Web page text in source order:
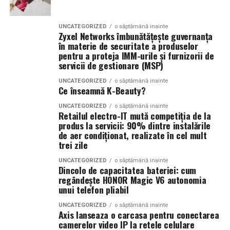
accesului in festival.
De asemenea, Summer Well promoveaza un mediu sigur
si responsabil, iar consumul de substante interzise este
strict interzis.
Regulamentul complet, impreuna cu lista obiectelor
permise si interzise, poate fi consultat pe site-ul oficial
Un festival construitimpreuna cu partenerii sai
Summer Well 2026 este un festival Orange, sustinut de
parteneri care contribuie la experienta editiei
aniversare: glo™, ING, Peroni Nastro Azzurro, Ursus,
Bacardi, Martini, Jagermeister, Jack Daniel’s, Mega
Image, Pepsi, Fashion Days, alpro, Transalpina, vitamin
aqua, Lay’s, e-on, Academia de Studii Economice din
Bucuresti, FABIZ, Bucharest Business School, biciclop,
îmbunătățirea eficienței în timp, fie că obiectivul este
creșterea performanței sau construirea unei rutine de
antrenament mai bine structurate.
Monitorizarea precisă a traseului cu HONOR
Pentru activitățile în aer liber, HONOR Watch 6
integrează tehnologia HONOR AccuTrack, susținută de
un nou chipset GNSS și de un sistem GPS dual-band,
pentru conectare mai rapidă la sateliți și urmărirea
Sistemul avansat de poziționare oferă informații
detaliate pe durata activității, fie că utilizatorii aleargă
în oraș, explorează trasee în natură sau descoperă zone
Control tactil eficient chiar și în condiții de umiditate
UNCATEGORIZED o săptămână inainte
Zyxel Networks îmbunătățește guvernanța
în materie de securitate a produselor
pentru a proteja IMM-urile și furnizorii de
servicii de gestionare (MSP)
UNCATEGORIZED o săptămână inainte
Ce înseamnă K-Beauty?
UNCATEGORIZED o săptămână inainte
Retailul electro-IT mută competiția de la
produs la servicii: 90% dintre instalările
de aer condiționat, realizate în cel mult
trei zile
UNCATEGORIZED o săptămână inainte
Dincolo de capacitatea bateriei: cum
regândește HONOR Magic V6 autonomia
unui telefon pliabil
UNCATEGORIZED o săptămână inainte
Axis lanseaza o carcasa pentru conectarea
camerelor video IP la retele celulare